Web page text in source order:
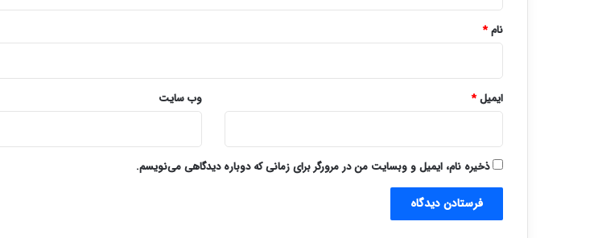
نام*
ایمیل* وب‌ سایت
ذخیره نام، ایمیل و وبسایت من در مرورگر برای زمانی که دوباره دیدگاهی می‌نویسم.